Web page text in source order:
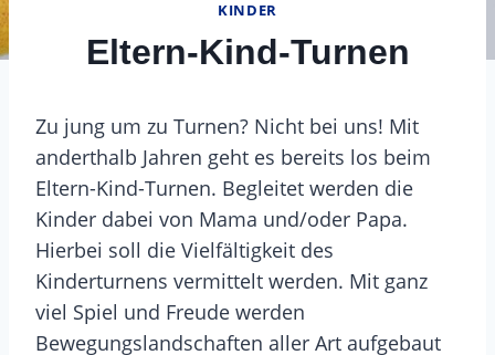
KINDER
Eltern-Kind-Turnen
Zu jung um zu Turnen? Nicht bei uns! Mit
anderthalb Jahren geht es bereits los beim
Eltern-Kind-Turnen. Begleitet werden die
Kinder dabei von Mama und/oder Papa.
Hierbei soll die Vielfältigkeit des
Kinderturnens vermittelt werden. Mit ganz
viel Spiel und Freude werden
Bewegungslandschaften aller Art aufgebaut